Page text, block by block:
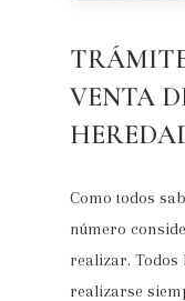
VENTA
Como todos
número
realizar.
realizarse